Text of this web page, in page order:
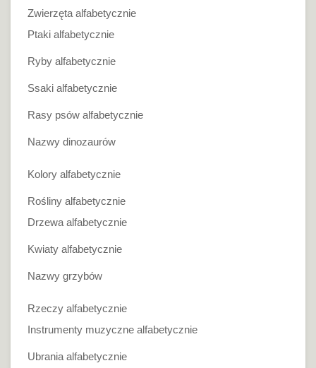
Zwierzęta alfabetycznie
Ptaki alfabetycznie
Ryby alfabetycznie
Ssaki alfabetycznie
Rasy psów alfabetycznie
Nazwy dinozaurów
Kolory alfabetycznie
Rośliny alfabetycznie
Drzewa alfabetycznie
Kwiaty alfabetycznie
Nazwy grzybów
Rzeczy alfabetycznie
Instrumenty muzyczne alfabetycznie
Ubrania alfabetycznie